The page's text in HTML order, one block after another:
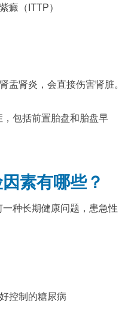
癜（ITTP）
盂肾炎，会直接伤害肾脏。
包括前置胎盘和胎盘早
素有哪些？
种长期健康问题，患急性
控制的糖尿病